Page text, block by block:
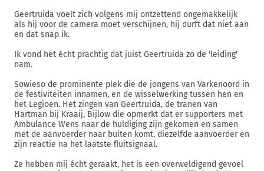
Geertruida voelt zich volgens mij ontzettend ongemakkelijk
als hij voor de camera moet verschijnen, hij durft dat niet aan
en dat snap ik.
Ik vond het écht prachtig dat juist Geertruida zo de 'leiding'
nam.
Sowieso de prominente plek die de jongens van Varkenoord in
de festiviteiten innamen, en de wisselwerking tussen hen en
het Legioen. Het zingen van Geertruida, de tranen van
Hartman bij Kraaij, Bijlow die opmerkt dat er supporters met
Ambulance Wens naar de huldiging zijn gekomen en samen
met de aanvoerder naar buiten komt, diezelfde aanvoerder en
zijn reactie na het laatste fluitsignaal.
Ze hebben mij écht geraakt, het is een overweldigend gevoel